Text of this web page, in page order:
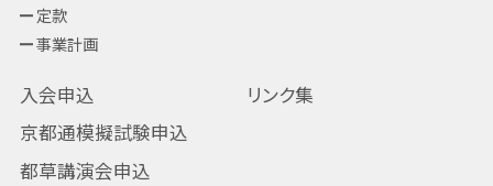
定款
事業計画
入会申込
京都通模擬試験申込
都草講演会申込
リンク集